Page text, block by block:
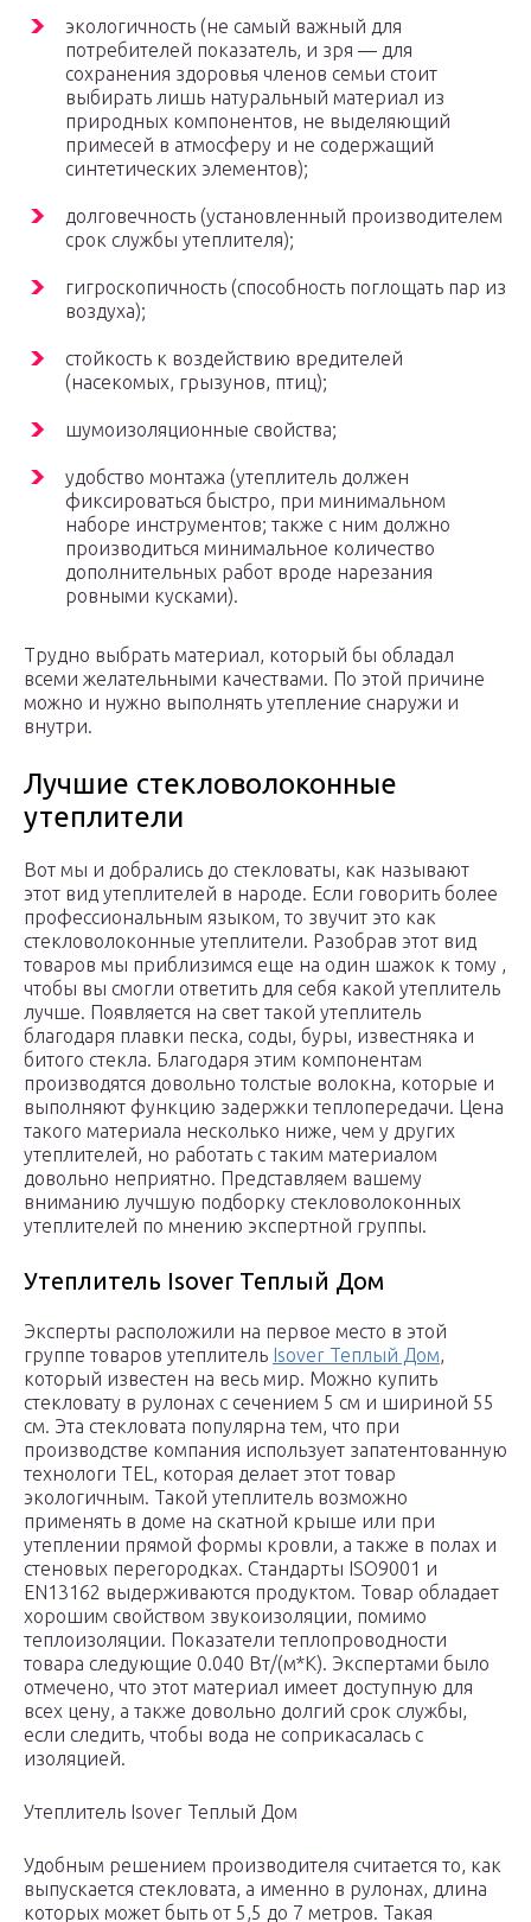
экологичность (не самый важный для
потребителей показатель, и зря — для
сохранения здоровья членов семьи стоит
выбирать лишь натуральный материал из
природных компонентов, не выделяющий
примесей в атмосферу и не содержащий
синтетических элементов);
долговечность (установленный производителем
срок службы утеплителя);
гигроскопичность (способность поглощать пар из
воздуха);
стойкость к воздействию вредителей
(насекомых, грызунов, птиц);
шумоизоляционные свойства;
удобство монтажа (утеплитель должен
фиксироваться быстро, при минимальном
наборе инструментов; также с ним должно
производиться минимальное количество
дополнительных работ вроде нарезания
ровными кусками).
Трудно выбрать материал, который бы обладал
всеми желательными качествами. По этой причине
можно и нужно выполнять утепление снаружи и
внутри.
Лучшие стекловолоконные
утеплители
Вот мы и добрались до стекловаты, как называют
этот вид утеплителей в народе. Если говорить более
профессиональным языком, то звучит это как
стекловолоконные утеплители. Разобрав этот вид
товаров мы приблизимся еще на один шажок к тому ,
чтобы вы смогли ответить для себя какой утеплитель
лучше. Появляется на свет такой утеплитель
благодаря плавки песка, соды, буры, известняка и
битого стекла. Благодаря этим компонентам
производятся довольно толстые волокна, которые и
выполняют функцию задержки теплопередачи. Цена
такого материала несколько ниже, чем у других
утеплителей, но работать с таким материалом
довольно неприятно. Представляем вашему
вниманию лучшую подборку стекловолоконных
утеплителей по мнению экспертной группы.
Утеплитель Isover Теплый Дом
Эксперты расположили на первое место в этой
группе товаров утеплитель Isover Теплый Дом,
который известен на весь мир. Можно купить
стекловату в рулонах с сечением 5 см и шириной 55
см. Эта стекловата популярна тем, что при
производстве компания использует запатентованную
технологи TEL, которая делает этот товар
экологичным. Такой утеплитель возможно
применять в доме на скатной крыше или при
утеплении прямой формы кровли, а также в полах и
стеновых перегородках. Стандарты ISO9001 и
EN13162 выдерживаются продуктом. Товар обладает
хорошим свойством звукоизоляции, помимо
теплоизоляции. Показатели теплопроводности
товара следующие 0.040 Вт/(м*К). Экспертами было
отмечено, что этот материал имеет доступную для
всех цену, а также довольно долгий срок службы,
если следить, чтобы вода не соприкасалась с
изоляцией.
Утеплитель Isover Теплый Дом
Удобным решением производителя считается то, как
выпускается стекловата, а именно в рулонах, длина
которых может быть от 5,5 до 7 метров. Такая